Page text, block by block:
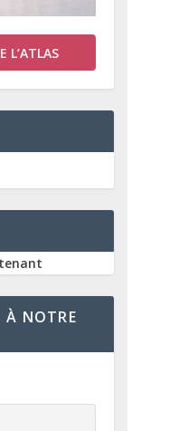
L’ATLAS
À NOTRE